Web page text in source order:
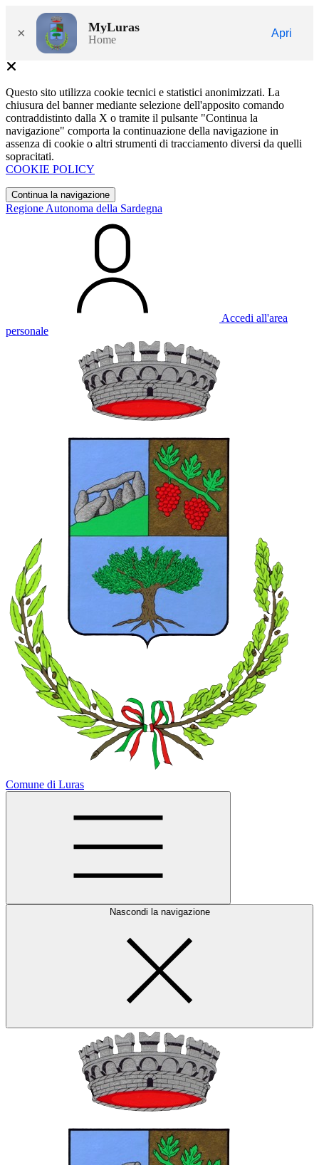
× MyLuras
Home
Apri
Questo sito utilizza cookie tecnici e statistici anonimizzati. La
chiusura del banner mediante selezione dell'apposito comando
contraddistinto dalla X o tramite il pulsante "Continua la
navigazione" comporta la continuazione della navigazione in
assenza di cookie o altri strumenti di tracciamento diversi da quelli
sopracitati.
COOKIE POLICY
Continua la navigazione
Regione Autonoma della Sardegna
Accedi all'area
personale
Comune di Luras
Nascondi la navigazione